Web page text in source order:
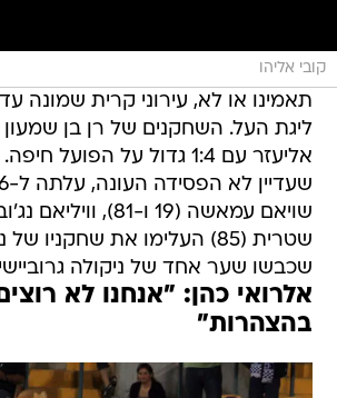
קובי אליהו
תאמינו או לא, עירוני קרית שמונה
ליגת העל. השחקנים של רן בן
אליעזר עם 1:4 גדול על
שטרית (85) העלימו את שחקניו
שכבשו שער אחד של ניקולה
אלרואי כהן: "אנחנו לא
בהצהרות"